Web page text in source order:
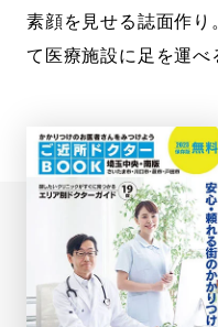
素顔を見せる誌面作
て医療施設に足を運べ